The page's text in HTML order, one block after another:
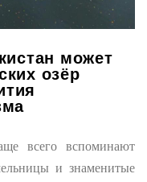
может
озёр
всего вспоминают
и знаменитые